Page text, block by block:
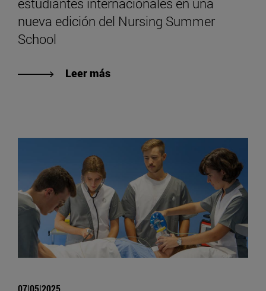
nueva edición del Nursing Summer
School
Leer más
07|05|2025